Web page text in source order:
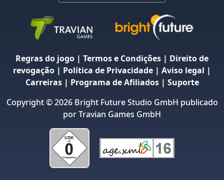
Regras do jogo | Termos e Condições | Direito de
revogação | Política de Privacidade | Aviso legal |
Carreiras| Programa de Afiliados| Suporte
Copyright © 2026 Bright Future Studio GmbH publicado
por Travian Games GmbH